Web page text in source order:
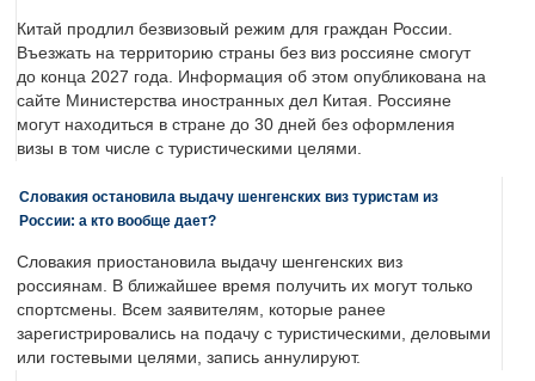
Китай продлил безвизовый режим для граждан России.
Въезжать на территорию страны без виз россияне смогут
до конца 2027 года. Информация об этом опубликована на
сайте Министерства иностранных дел Китая. Россияне
могут находиться в стране до 30 дней без оформления
визы в том числе с туристическими целями.
Словакия остановила выдачу шенгенских виз туристам из
России: а кто вообще дает?
Словакия приостановила выдачу шенгенских виз
россиянам. В ближайшее время получить их могут только
спортсмены. Всем заявителям, которые ранее
зарегистрировались на подачу с туристическими, деловыми
или гостевыми целями, запись аннулируют.